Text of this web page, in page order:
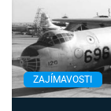
ZAJÍMAVOSTI